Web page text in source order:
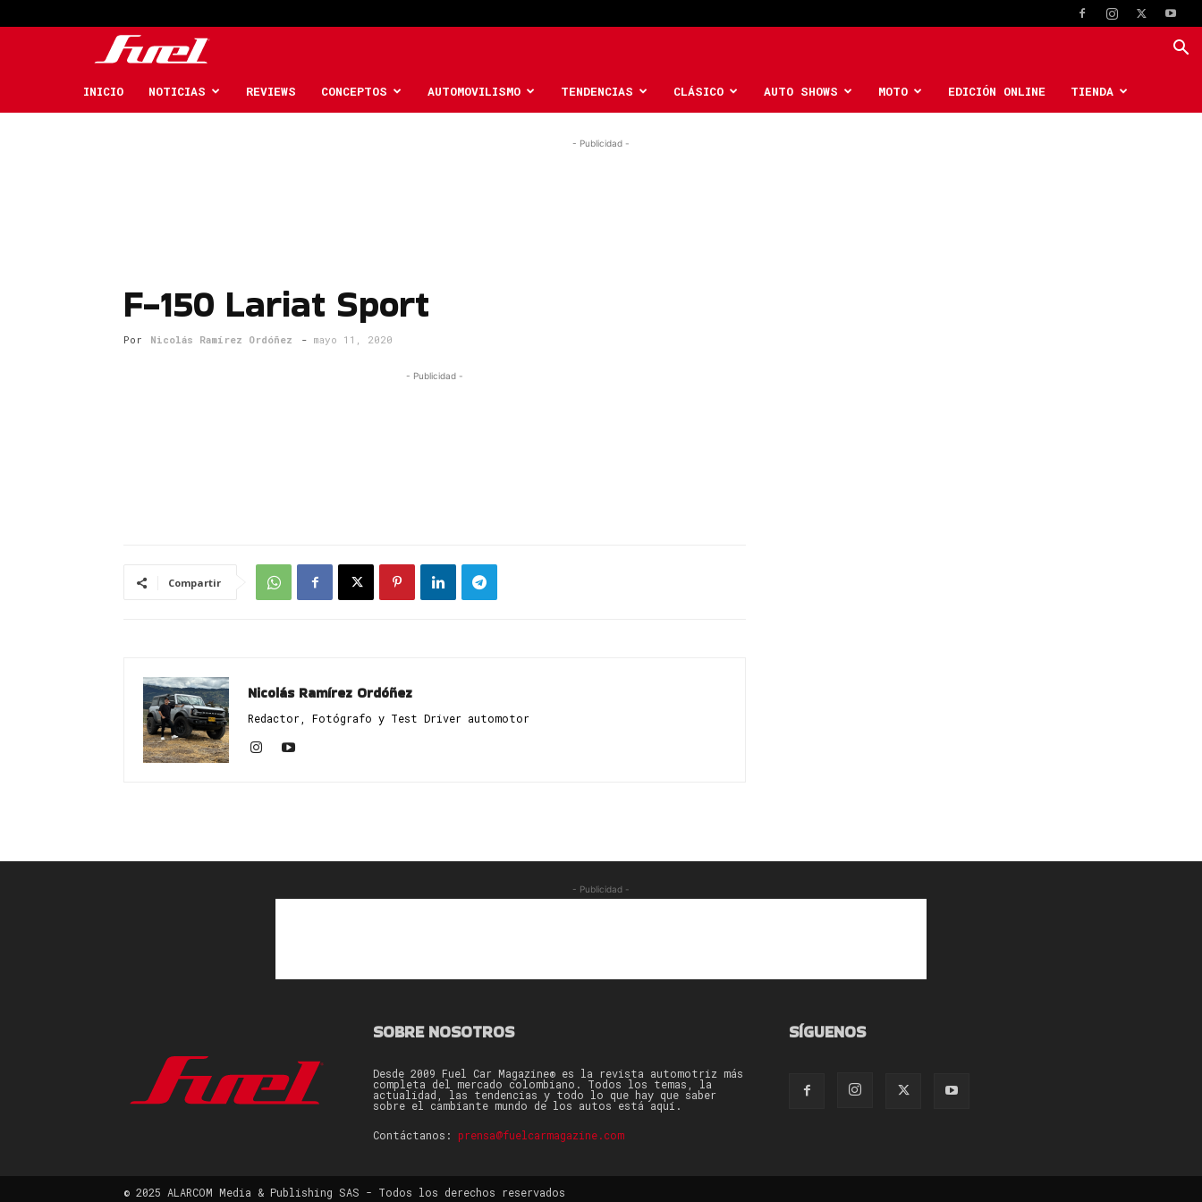
Car
INICIO NOTICIAS REVIEWS CONCEPTOS AUTOMOVILISMO TENDENCIAS CLÁSICO AUTO SHOWS MOTO EDICIÓN ONLINE TIENDA
- Publicidad -
F-150 Lariat Sport
Por Nicolás Ramírez Ordóñez - mayo 11, 2020
- Publicidad -
Compartir
Nicolás Ramírez Ordóñez
Redactor, Fotógrafo y Test Driver automotor
- Publicidad -
SOBRE NOSOTROS
Desde 2009 Fuel Car Magazine® es la revista automotriz más
completa del mercado colombiano. Todos los temas, la
actualidad, las tendencias y todo lo que hay que saber
sobre el cambiante mundo de los autos está aquí.
Contáctanos: prensa@fuelcarmagazine.com
SÍGUENOS
© 2025 ALARCOM Media & Publishing SAS - Todos los derechos reservados